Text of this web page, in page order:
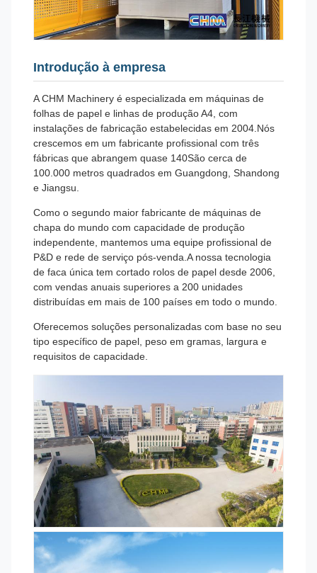
Introdução à empresa
A CHM Machinery é especializada em máquinas de
folhas de papel e linhas de produção A4, com
instalações de fabricação estabelecidas em 2004.Nós
crescemos em um fabricante profissional com três
fábricas que abrangem quase 140São cerca de
100.000 metros quadrados em Guangdong, Shandong
e Jiangsu.
Como o segundo maior fabricante de máquinas de
chapa do mundo com capacidade de produção
independente, mantemos uma equipe profissional de
P&D e rede de serviço pós-venda.A nossa tecnologia
de faca única tem cortado rolos de papel desde 2006,
com vendas anuais superiores a 200 unidades
distribuídas em mais de 100 países em todo o mundo.
Oferecemos soluções personalizadas com base no seu
tipo específico de papel, peso em gramas, largura e
requisitos de capacidade.